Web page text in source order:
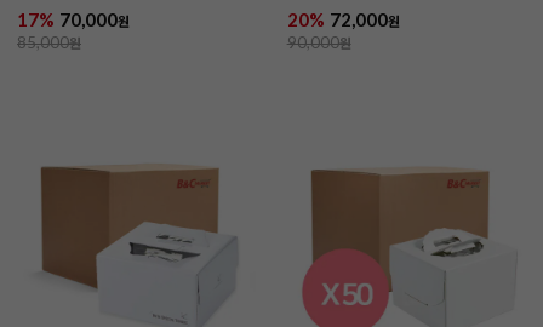
17% 70,000원
85,000원
20% 72,000원
90,000원